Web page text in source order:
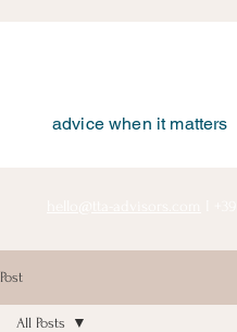
advice when it matters
Post
All Posts